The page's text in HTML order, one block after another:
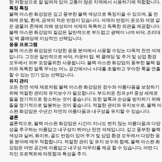
한 저항성으로 잘 알려져 있어 교통이 많은 지역에서 사용하기에 적합합니다.
특징 특징
블랙 아스완 화강암은 깊고 풍부한 블랙 색상으로 특징지을 수 있으며, 돌 전
체에 은빛, 흰색, 금색의 작은 반점이 있습니다. 석재의 반점이 운모와 석영 같
은 광물의 존재에 의해 생성되어 석재의 독특하고 독특한 외관을 제공합니다.
블랙 아스완 화강암의 질감은 일반적으로 부드럽고 광택이 나며 바닥, 조리대
및 벽 클래딩에 이상적인 선택입니다.
응용 프로그램
블랙 아스완 화강암은 다양한 응용 분야에서 사용할 수있는 다목적 천연 석재
입니다. 그것은 일반적으로 바닥, 카운터 탑, 벽 클래딩 및 주거 및 상업 환경
모두에서 외부 포장을위한 사용됩니다. 블랙 아스완 화강암의 풍부한 블랙 컬
러와 독특한 얼룩 무늬는 어느 공간에서나 시대를 초월하고 우아한 룩을 연출
할 수 있는 인기 있는 선택입니다.
유지 관리
모든 천연 석재 재료처럼 블랙 아스완 화강암은 장수와 아름다움을 보장하기
위해 적절한 관리와 유지보수가 필요합니다. 부드러운 천과 pH 중성 세제로
돌을 정기적으로 청소하는 것이 좋습니다. 또한 얼룩과 손상을 방지하기 위해
돌을 정기적으로 밀봉하는 것이 좋습니다. 적절한 관리와 유지보수로, 블랙 아
스완 화강암은 수년간 자연의 아름다움과 내구성을 유지할 수 있습니다.
결론
결론적으로, 블랙 아스완 화강암은 시간이 지나도 변치 않는 아름다움과 다양
성을 추구하는 아름답고 내구성이 뛰어난 천연 석재입니다. 깊고 풍부한 블랙
색상과 실버, 화이트, 골드 반점이 있어 주거 및 상업 환경 모두에서 다양한 응
용 분야에 매우 적합합니다. 적절한 관리 및 유지 보수와 함께, 블랙 아스완 화
강암은 어떤 공간에 아름답고 내구성 마무리를 제공 할 수 있습니다, 어떤 디
자인 프로젝트에 따뜻함과 특성을 추가.